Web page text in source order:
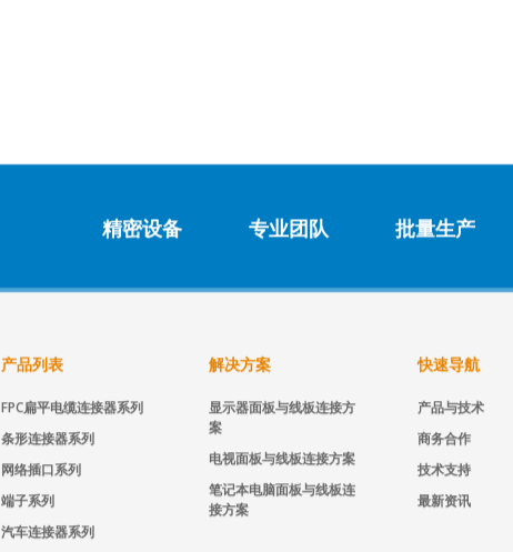
精密设备 专业团队 批量生产
产品列表
FPC扁平电缆连接器系列
条形连接器系列
网络插口系列
端子系列
汽车连接器系列
解决方案
显示器面板与线板连接方
案
电视面板与线板连接方案
笔记本电脑面板与线板连
接方案
快速导航
产品与技术
商务合作
技术支持
最新资讯